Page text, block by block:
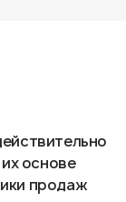
основе
продаж